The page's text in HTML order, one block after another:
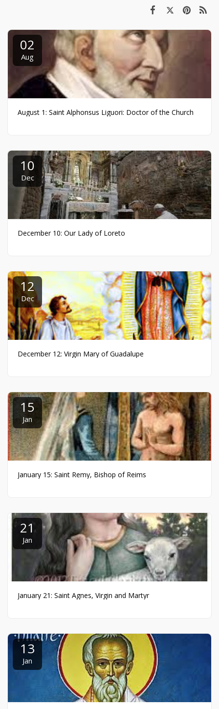
02
Aug
August 1: Saint Alphonsus Liguori: Doctor of the Church
10
Dec
December 10: Our Lady of Loreto
12
Dec
December 12: Virgin Mary of Guadalupe
15
Jan
January 15: Saint Remy, Bishop of Reims
21
Jan
January 21: Saint Agnes, Virgin and Martyr
13
Jan